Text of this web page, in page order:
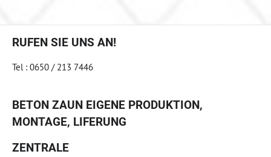
RUFEN SIE UNS AN!
Tel : 0650 / 213 7446
BETON ZAUN EIGENE PRODUKTION,
MONTAGE, LIFERUNG
ZENTRALE